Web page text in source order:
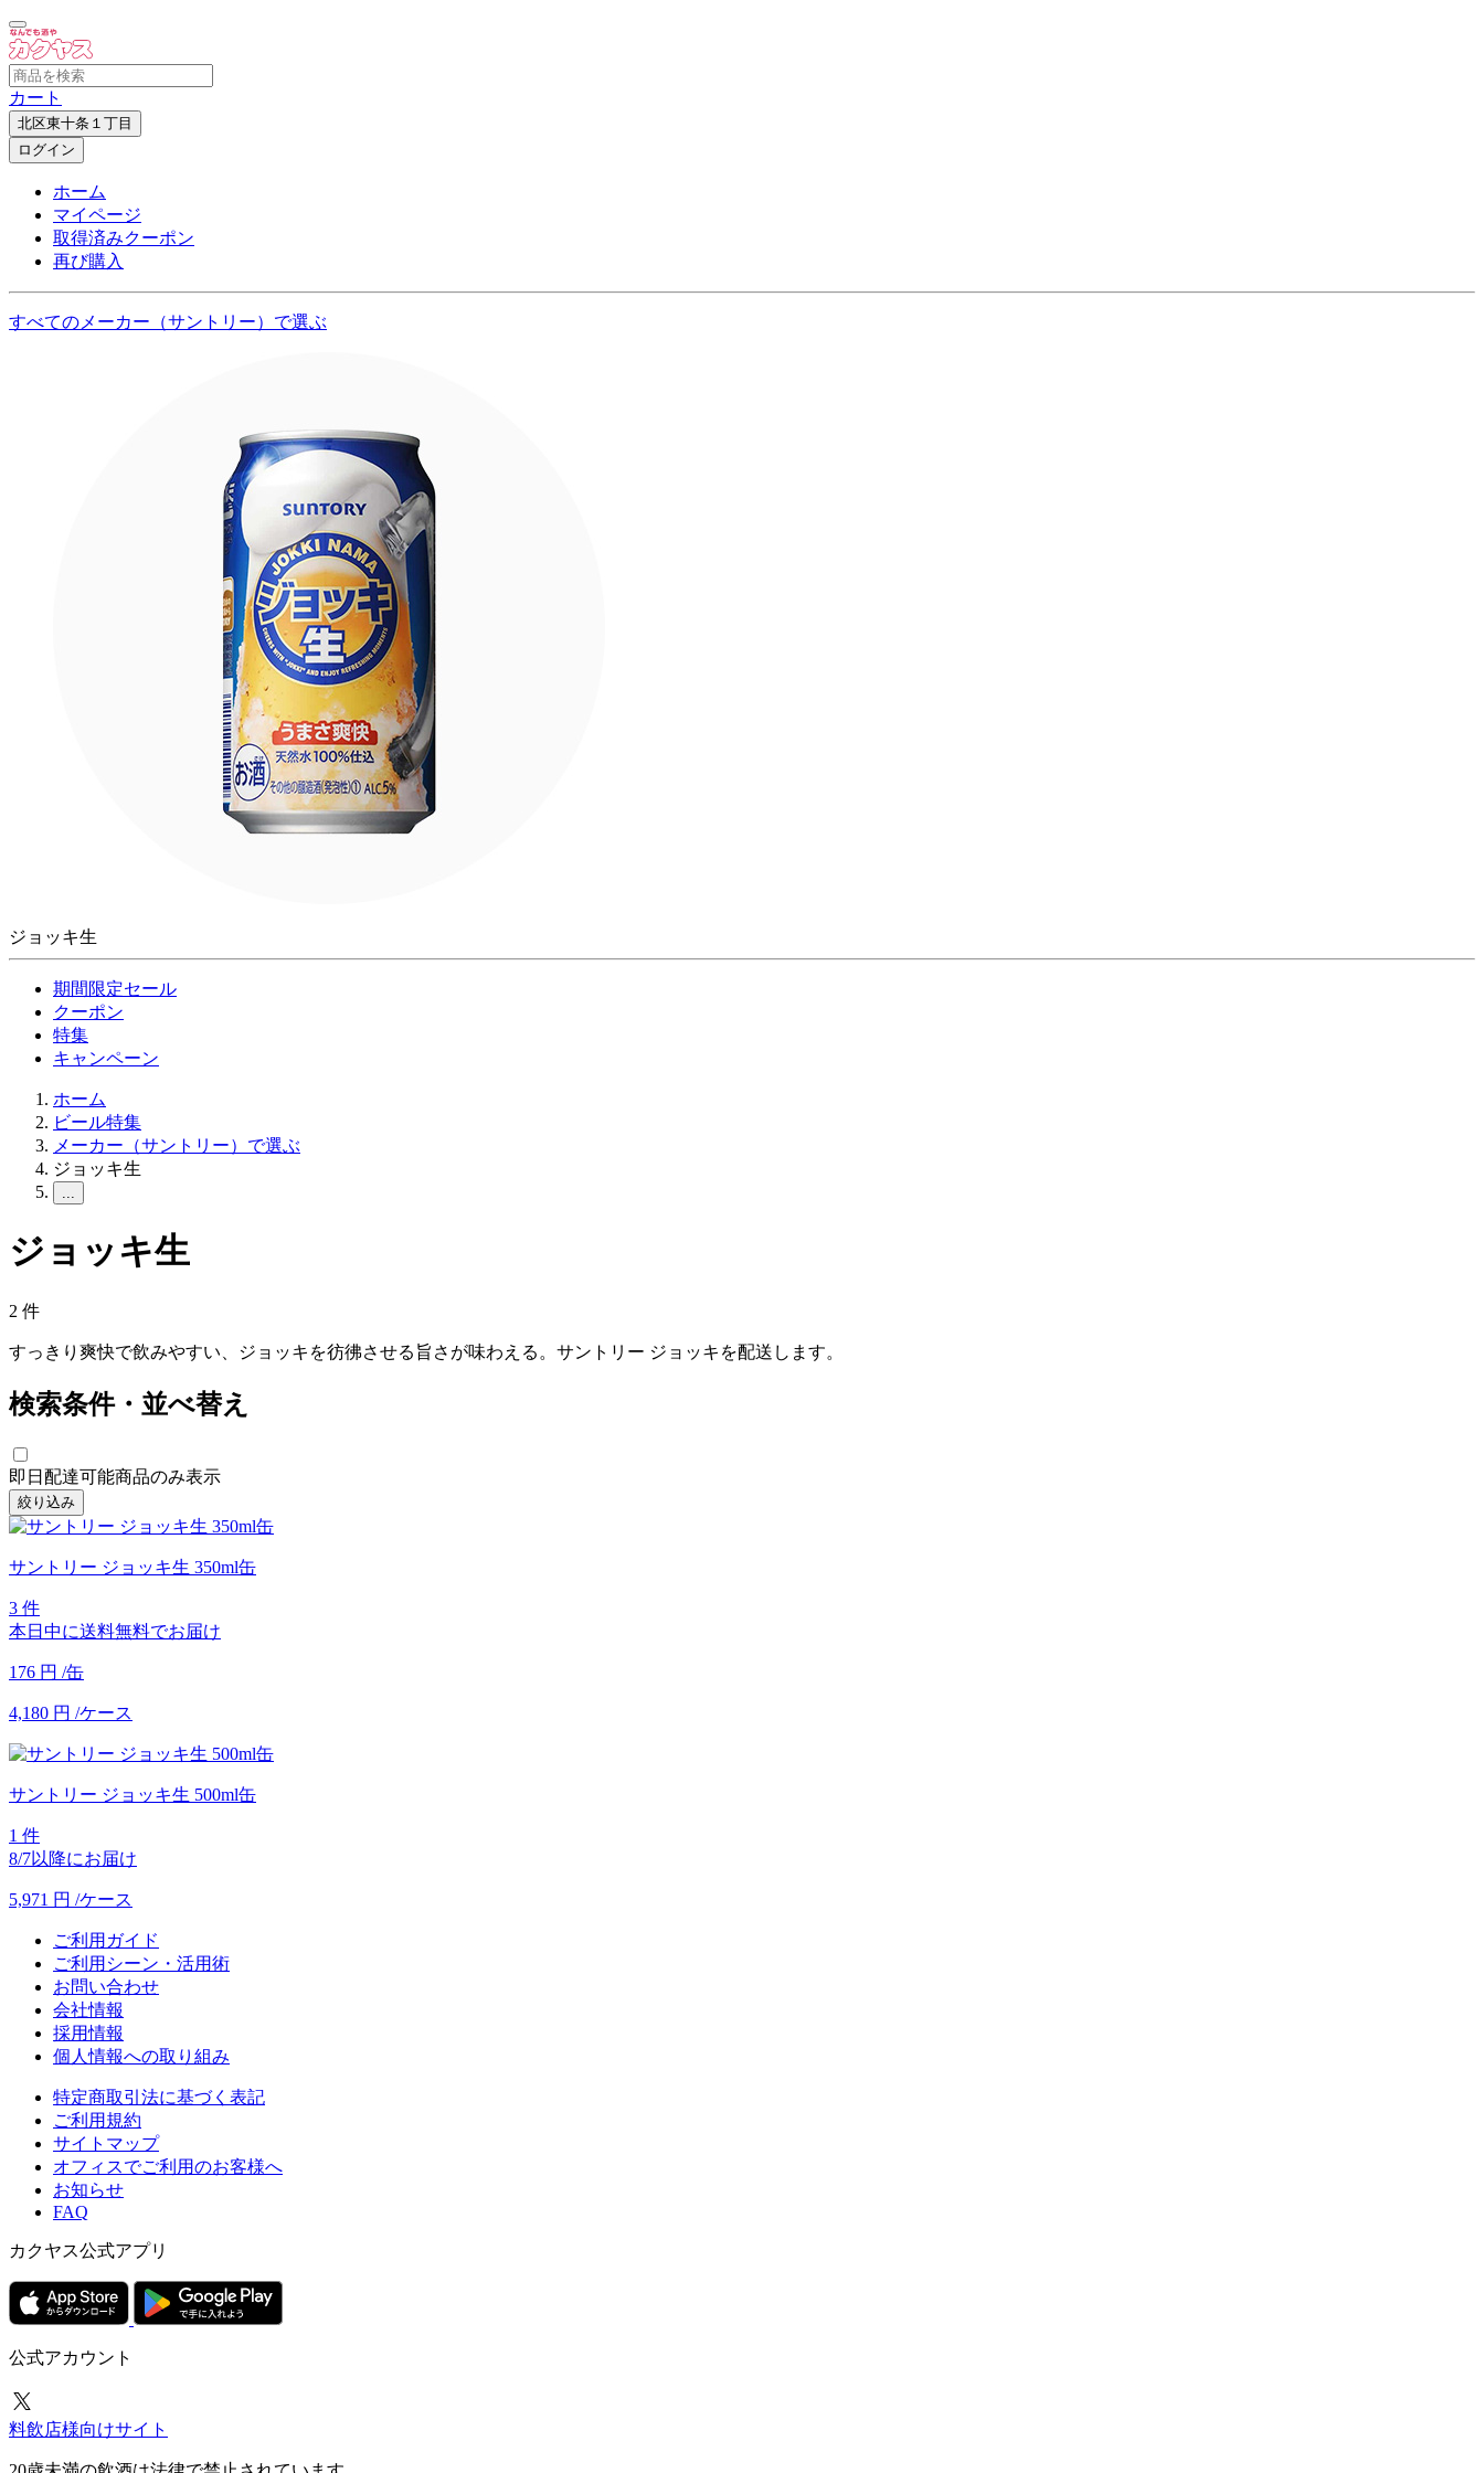
カート
北区東十条１丁目
ログイン
ホーム
マイページ
取得済みクーポン
再び購入
すべてのメーカー（サントリー）で選ぶ
ジョッキ生
期間限定セール
クーポン
特集
キャンペーン
ホーム
ビール特集
メーカー（サントリー）で選ぶ
ジョッキ生
...
ジョッキ生
2 件
すっきり爽快で飲みやすい、ジョッキを彷彿させる旨さが味わえる。サントリー ジョッキを配送します。
検索条件・並べ替え
即日配達可能商品のみ表示
絞り込み
サントリー ジョッキ生 350ml缶
3 件
本日中に送料無料でお届け
176 円 /缶
4,180 円 /ケース
サントリー ジョッキ生 500ml缶
1 件
8/7以降にお届け
5,971 円 /ケース
ご利用ガイド
ご利用シーン・活用術
お問い合わせ
会社情報
採用情報
個人情報への取り組み
特定商取引法に基づく表記
ご利用規約
サイトマップ
オフィスでご利用のお客様へ
お知らせ
FAQ
カクヤス公式アプリ
公式アカウント
料飲店様向けサイト